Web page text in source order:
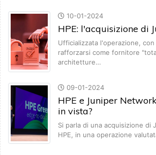
10-01-2024
HPE: l'acquisizione di
Ufficializzata l'operazione,
rafforzarsi come fornitore
architetture…
09-01-2024
HPE e Juniper
in vista?
Si parla di una acquisizione di
HPE, in una operazione